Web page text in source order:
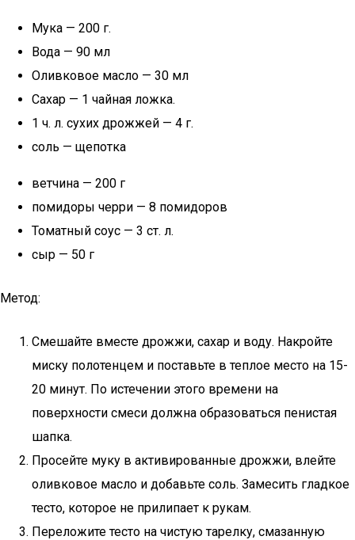
Мука — 200 г.
Вода — 90 мл
Оливковое масло — 30 мл
Сахар — 1 чайная ложка.
1 ч. л. сухих дрожжей — 4 г.
соль — щепотка
ветчина — 200 г
помидоры черри — 8 помидоров
Томатный соус — 3 ст. л.
сыр — 50 г
Метод:
Смешайте вместе дрожжи, сахар и воду. Накройте
миску полотенцем и поставьте в теплое место на 15-
20 минут. По истечении этого времени на
поверхности смеси должна образоваться пенистая
шапка.
Просейте муку в активированные дрожжи, влейте
оливковое масло и добавьте соль. Замесить гладкое
тесто, которое не прилипает к рукам.
Переложите тесто на чистую тарелку, смазанную